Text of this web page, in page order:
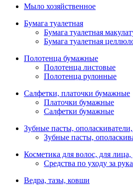
Мыло хозяйственное
Бумага туалетная
Бумага туалетная
Бумага туалетная
Полотенца бумажные
Полотенца листовые
Полотенца рулонные
Салфетки, платочки бумажные
Платочки бумажные
Салфетки бумажные
Зубные пасты,
Зубные пасты,
Косметика для волос, для лица,
Средства по уходу за
Ведра, тазы, ковши